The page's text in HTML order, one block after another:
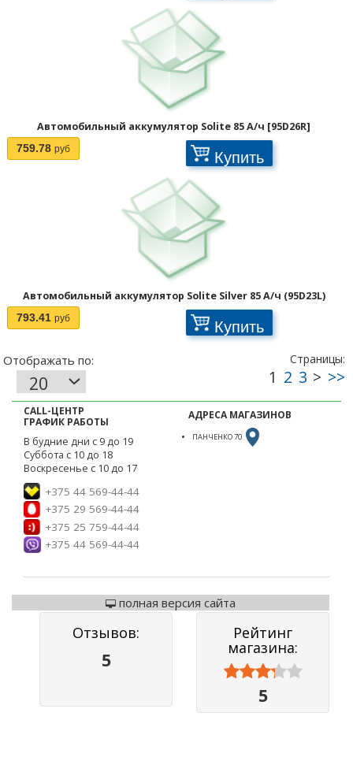
Автомобильный аккумулятор Solite 85 А/ч [95D26R]
759.78 руб Купить
Автомобильный аккумулятор Solite Silver 85 А/ч (95D23L)
793.41 руб Купить
CALL-ЦЕНТР
ГРАФИК РАБОТЫ
В будние дни с 9 до 19
Суббота с 10 до 18
Воскресенье с 10 до 17
+375 44 569-44-44
+375 29 569-44-44
+375 25 759-44-44
+375 44 569-44-44
АДРЕСА МАГАЗИНОВ
ПАНЧЕНКО 70
полная версия сайта
Отзывов:
5
Рейтинг
магазина:



5